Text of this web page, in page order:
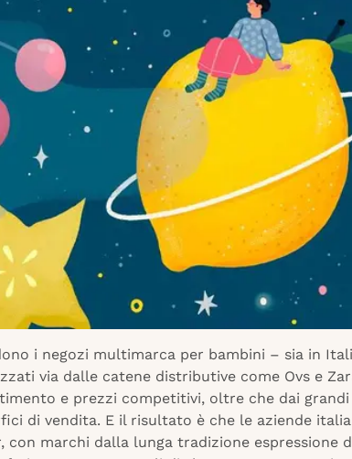
i negozi multimarca per bambini – sia in
via dalle catene distributive come Ovs e
e prezzi competitivi, oltre che dai
di vendita. E il risultato è che le aziende
con marchi dalla lunga tradizione espressione